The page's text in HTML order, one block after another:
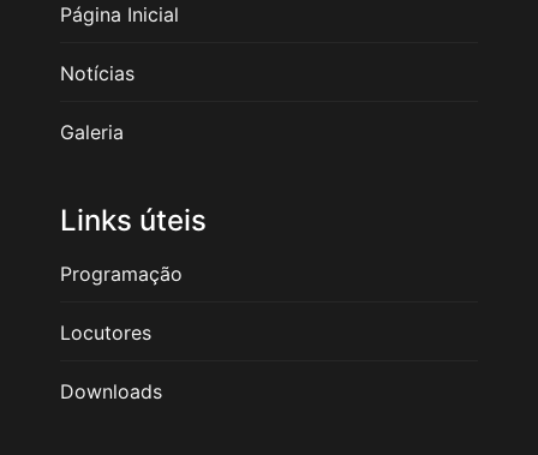
Página Inicial
Notícias
Galeria
Links úteis
Programação
Locutores
Downloads